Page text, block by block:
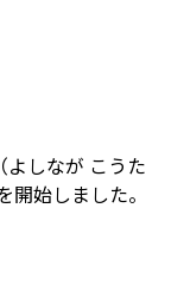
よしなが こうた
始しました。